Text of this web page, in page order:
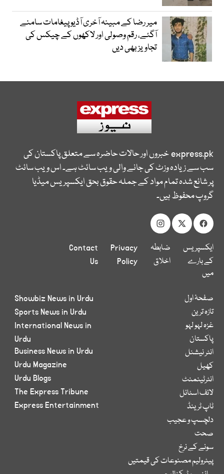
میر رضا کے مبینہ آخری آڈیو پیغامات سامنے
آگئے، رقم وصولی اور لاکھوں کے چیکس کی
تجاویز بھی دیں
express.pkخبروں اور حالات حاضرہ سے متعلق پاکستان کی
سب سے زیادہ وزٹ کی جانے والی ویب سائٹ ہے۔ اس ویب سائٹ
پر شائع شدہ تمام مواد کے جملہ حقوق بحق ایکسپریس میڈیا
گروپ محفوظ ہیں۔
ایکسپریس
کے بارے
میں
ضابطہ
اخلاق
Privacy
Policy
Contact
Us
صفحۂ اول
تازہ ترین
غزہ لہو لہو
پاکستان
انٹر نیشنل
کھیل
انٹرٹینمنٹ
لائف اسٹائل
ٹاپ ٹرینڈ
دلچسپ و عجیب
صحت
سونے کے نرخ
پیٹرولیم مصنوعات کی قیمتیں
Showbiz News in Urdu
Sports News in Urdu
International News in
Urdu
Business News in Urdu
Urdu Magazine
Urdu Blogs
The Express Tribune
Express Entertainment